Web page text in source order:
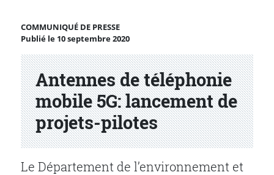
Antennes de téléphonie
mobile 5G: lancement de
projets-pilotes
COMMUNIQUÉ DE PRESSE
Publié le 10 septembre 2020
Partenaire(s)
Le Département de l’environnement et